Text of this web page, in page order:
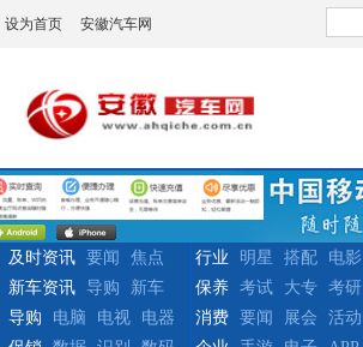
设为首页 安徽汽车网
及时资讯 要闻
焦点
新车资讯
导购 新车
行业 明星 搭配
电影
保养
考试 大专
考研
导购
电脑 电视
电器
消费 要闻 展会
活动